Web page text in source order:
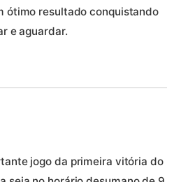
ótimo resultado conquistando
e aguardar.
jogo da primeira vitória do